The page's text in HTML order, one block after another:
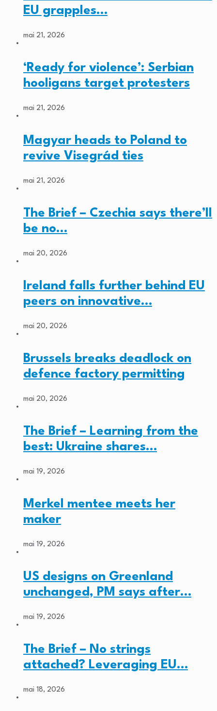
EU grapples…
mai 21, 2026
‘Ready for violence’: Serbian
hooligans target protesters
mai 21, 2026
Magyar heads to Poland to
revive Visegrád ties
mai 21, 2026
The Brief – Czechia says there’ll
be no…
mai 20, 2026
Ireland falls further behind EU
peers on innovative…
mai 20, 2026
Brussels breaks deadlock on
defence factory permitting
mai 20, 2026
The Brief – Learning from the
best: Ukraine shares…
mai 19, 2026
Merkel mentee meets her
maker
mai 19, 2026
US designs on Greenland
unchanged, PM says after…
mai 19, 2026
The Brief – No strings
attached? Leveraging EU…
mai 18, 2026